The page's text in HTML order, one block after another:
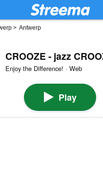
> Antwerp
CROOZE - jazz
Enjoy the Difference! · Web
Play